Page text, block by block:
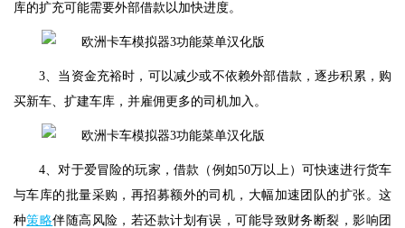
库的扩充可能需要外部借款以加快进度。
3、当资金充裕时，可以减少或不依赖外部借款，逐步积累，购
买新车、扩建车库，并雇佣更多的司机加入。
4、对于爱冒险的玩家，借款（例如50万以上）可快速进行货车
与车库的批量采购，再招募额外的司机，大幅加速团队的扩张。这
种策略伴随高风险，若还款计划有误，可能导致财务断裂，影响团